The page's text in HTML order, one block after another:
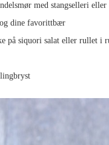
med stangselleri eller
dine favorittbær
på siquori salat eller rullet i